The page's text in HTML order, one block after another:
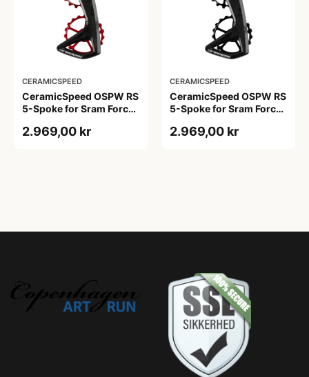
CERAMICSPEED
CeramicSpeed OSPW RS
5-Spoke for Sram Force
2.969,00 kr
CERAMICSPEED
CeramicSpeed OSPW RS
5-Spoke for Sram Force
2.969,00 kr